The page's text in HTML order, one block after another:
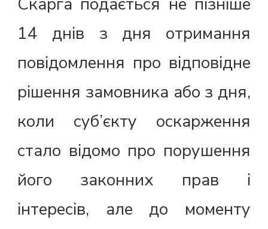
14 днів з дня отримання
повідомлення про відповідне
рішення замовника або з дня,
коли суб’єкту оскарження
стало відомо про порушення
його законних прав і
інтересів, але до моменту